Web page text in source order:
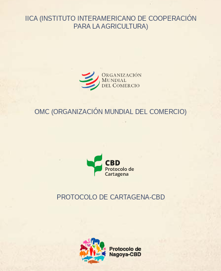
IICA (INSTITUTO INTERAMERICANO DE COOPERACIÓN
PARA LA AGRICULTURA)
OMC (ORGANIZACIÓN MUNDIAL DEL COMERCIO)
PROTOCOLO DE CARTAGENA-CBD